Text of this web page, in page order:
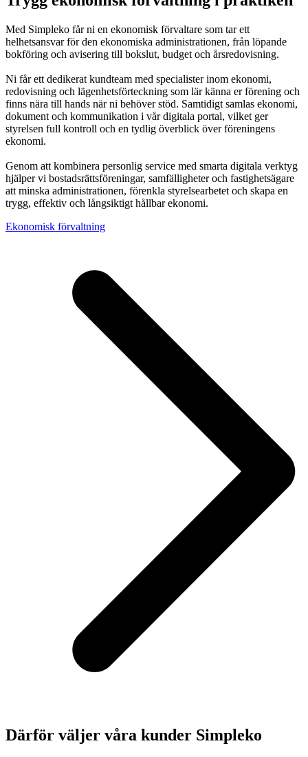
Med Simpleko får ni en ekonomisk förvaltare som tar ett
helhetsansvar för den ekonomiska administrationen, från löpande
bokföring och avisering till bokslut, budget och årsredovisning.
Ni får ett dedikerat kundteam med specialister inom ekonomi,
redovisning och lägenhetsförteckning som lär känna er förening och
finns nära till hands när ni behöver stöd. Samtidigt samlas ekonomi,
dokument och kommunikation i vår digitala portal, vilket ger
styrelsen full kontroll och en tydlig överblick över föreningens
ekonomi.
Genom att kombinera personlig service med smarta digitala verktyg
hjälper vi bostadsrättsföreningar, samfälligheter och fastighetsägare
att minska administrationen, förenkla styrelsearbetet och skapa en
trygg, effektiv och långsiktigt hållbar ekonomi.
Ekonomisk förvaltning
Därför väljer våra kunder Simpleko